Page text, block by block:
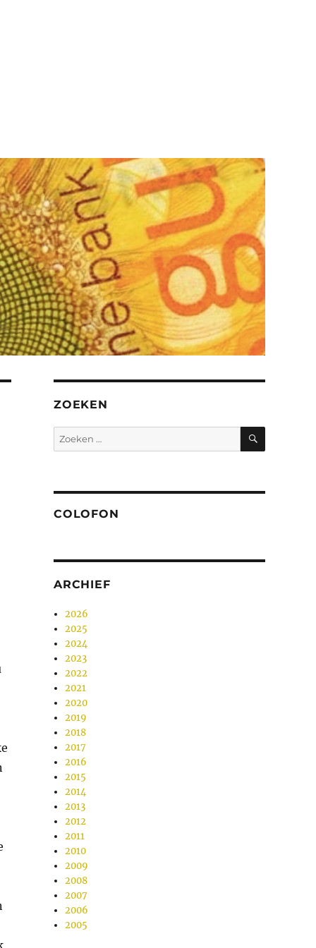
ZOEKEN
Zoeken
naar:
ZOEKEN
COLOFON
ARCHIEF
2026
2025
2024
2023
2022
2021
2020
2019
2018
2017
2016
2015
2014
2013
2012
2011
2010
2009
2008
2007
2006
2005